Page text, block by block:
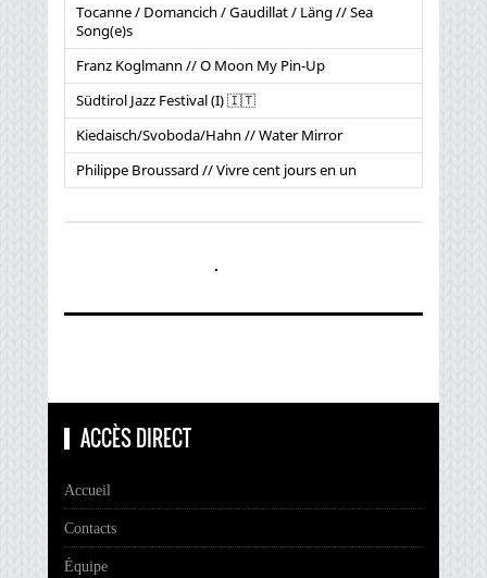
Tocanne / Domancich / Gaudillat / Läng // Sea
Song(e)s
Franz Koglmann // O Moon My Pin-Up
Südtirol Jazz Festival (I) 🇮🇹
Kiedaisch/Svoboda/Hahn // Water Mirror
Philippe Broussard // Vivre cent jours en un
ACCÈS DIRECT
Accueil
Contacts
Équipe